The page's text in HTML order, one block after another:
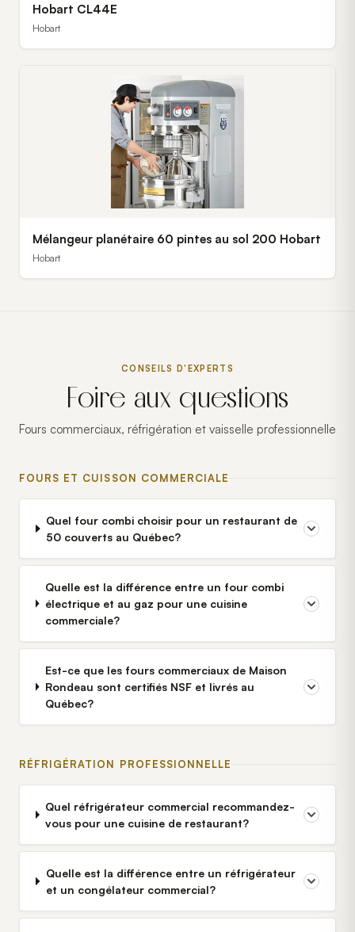
Hobart CL44E
Hobart
Mélangeur planétaire 60 pintes au sol 200 Hobart
Hobart
CONSEILS D'EXPERTS
Foire aux questions
Fours commerciaux, réfrigération et vaisselle professionnelle
FOURS ET CUISSON COMMERCIALE
Quel four combi choisir pour un restaurant de
50 couverts au Québec?
Quelle est la différence entre un four combi
électrique et au gaz pour une cuisine
commerciale?
Est-ce que les fours commerciaux de Maison
Rondeau sont certifiés NSF et livrés au
Québec?
RÉFRIGÉRATION PROFESSIONNELLE
Quel réfrigérateur commercial recommandez-
vous pour une cuisine de restaurant?
Quelle est la différence entre un réfrigérateur
et un congélateur commercial?